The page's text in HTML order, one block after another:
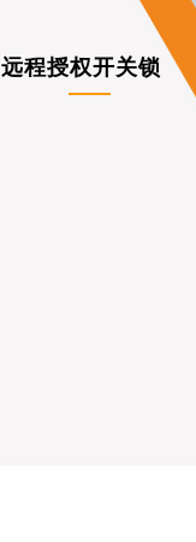
远程授权开关锁